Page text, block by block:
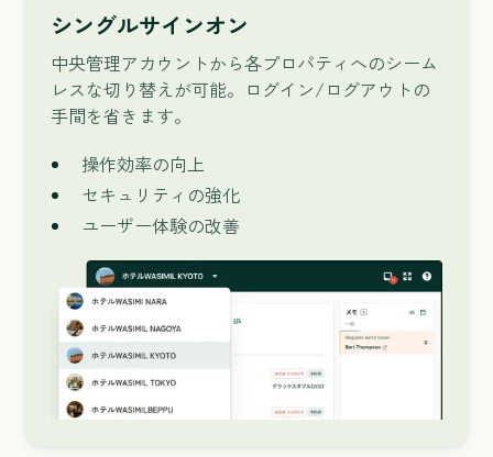
シングルサインオン
中央管理アカウントから各プロパティへのシーム
レスな切り替えが可能。ログイン/ログアウトの
手間を省きます。
操作効率の向上
セキュリティの強化
ユーザー体験の改善